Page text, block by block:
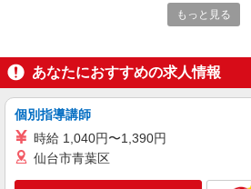
パート
株式会社リジョイスカンパニー（119110）
時給1600円以上 ※
支給 ※22:00〜23:00は
船橋二和病院（千
もっと見る
あなたにおすすめの求人情報
個別指導講師
時給 1,040円〜1,390円
仙台市青葉区